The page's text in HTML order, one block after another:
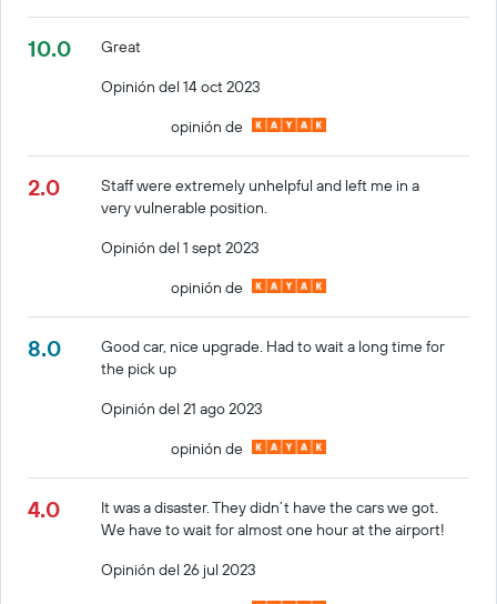
10.0
Great
Opinión del 14 oct 2023
opinión de
2.0
Staff were extremely unhelpful and left me in a
very vulnerable position.
Opinión del 1 sept 2023
opinión de
8.0
Good car, nice upgrade. Had to wait a long time for
the pick up
Opinión del 21 ago 2023
opinión de
4.0
It was a disaster. They didn’t have the cars we got.
We have to wait for almost one hour at the airport!
Opinión del 26 jul 2023